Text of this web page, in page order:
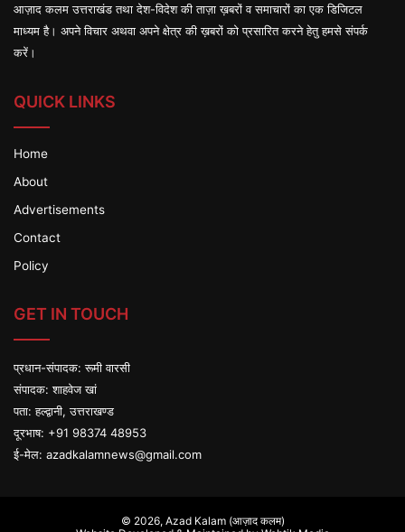
आज़ाद कलम उत्तराखंड तथा देश-विदेश की ताज़ा ख़बरों व समाचारों का एक डिजिटल
माध्यम है। अपने विचार अथवा अपने क्षेत्र की ख़बरों को प्रसारित करने हेतु हमसे संपर्क
करें।
QUICK LINKS
Home
About
Advertisements
Contact
Policy
GET IN TOUCH
प्रधान-संपादक: रूमी वारसी
संपादक: शाहवेज खां
पता: हल्द्वानी, उत्तराखण्ड
दूरभाष: +91 98374 48953
ई-मेल: azadkalamnews@gmail.com
© 2026, Azad Kalam (आज़ाद कलम)